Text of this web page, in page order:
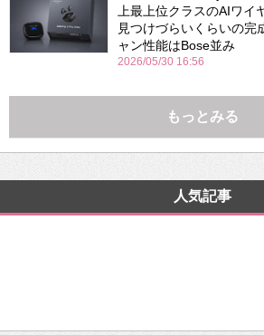
上最上位クラスのAIワイ
見つけづらいくらいの
ャン性能はBose並み
2026/05/30 16:56
もっとみる
人気記事